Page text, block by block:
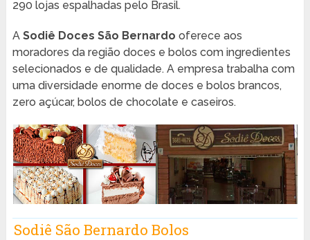
290 lojas espalhadas pelo Brasil.
A Sodiê Doces São Bernardo oferece aos
moradores da região doces e bolos com ingredientes
selecionados e de qualidade. A empresa trabalha com
uma diversidade enorme de doces e bolos brancos,
zero açúcar, bolos de chocolate e caseiros.
Sodiê São Bernardo Bolos